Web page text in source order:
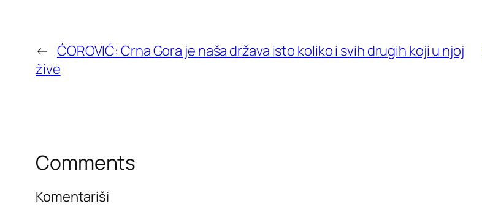
← ĆOROVIĆ: Crna Gora je naša država isto koliko i svih drugih koji u njoj
žive
Comments
Komentariši